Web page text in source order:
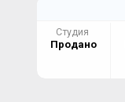
Студия
Продано